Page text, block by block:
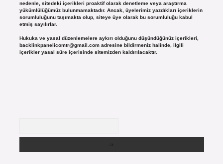
nedenle, sitedeki içerikleri proaktif olarak denetleme veya araştırma
yükümlülüğümüz bulunmamaktadır. Ancak, üyelerimiz yazdıkları içeriklerin
sorumluluğunu taşımakta olup, siteye üye olarak bu sorumluluğu kabul
etmiş sayılırlar.
Hukuka ve yasal düzenlemelere aykırı olduğunu düşündüğünüz içerikleri,
backlinkpanelicomtr@gmail.comadresine bildirmeniz halinde, ilgili
içerikler yasal süre içerisinde sitemizden kaldırılacaktır.